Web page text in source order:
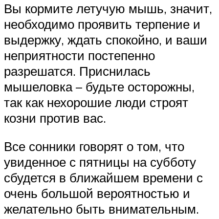
Вы кормите летучую мышь, значит,
необходимо проявить терпение и
выдержку, ждать спокойно, и ваши
неприятности постепенно
разрешатся. Приснилась
мышеловка – будьте осторожны,
так как нехорошие люди строят
козни против вас.
Все сонники говорят о том, что
увиденное с пятницы на субботу
сбудется в ближайшем времени с
очень большой вероятностью и
желательно быть внимательным.